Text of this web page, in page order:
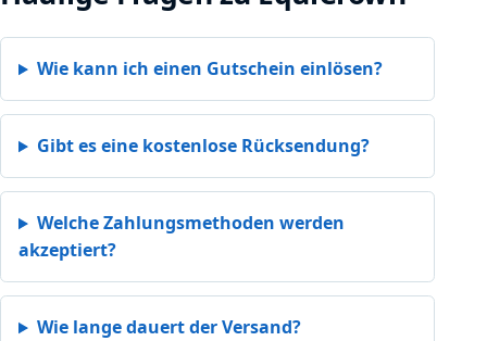
Wie kann ich einen Gutschein einlösen?
Gibt es eine kostenlose Rücksendung?
Welche Zahlungsmethoden werden
akzeptiert?
Wie lange dauert der Versand?